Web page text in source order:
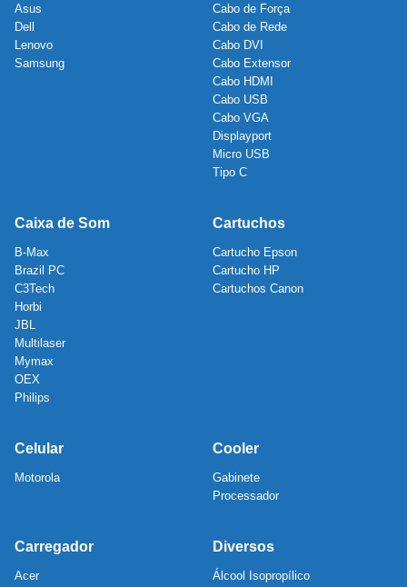
Asus
Dell
Lenovo
Samsung
Cabo de Força
Cabo de Rede
Cabo DVI
Cabo Extensor
Cabo HDMI
Cabo USB
Cabo VGA
Displayport
Micro USB
Tipo C
Caixa de Som
B-Max
Brazil PC
C3Tech
Horbi
JBL
Multilaser
Mymax
OEX
Philips
Cartuchos
Cartucho Epson
Cartucho HP
Cartuchos Canon
Celular
Motorola
Cooler
Gabinete
Processador
Carregador
Acer
Diversos
Álcool Isopropílico